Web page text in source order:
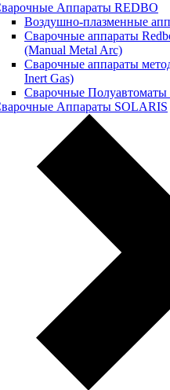
Аппараты REDBO
Воздушно-плазменные
Сварочные аппараты
(Manual Metal Arc)
Сварочные аппараты
Inert Gas)
Сварочные
Аппараты SOLARIS